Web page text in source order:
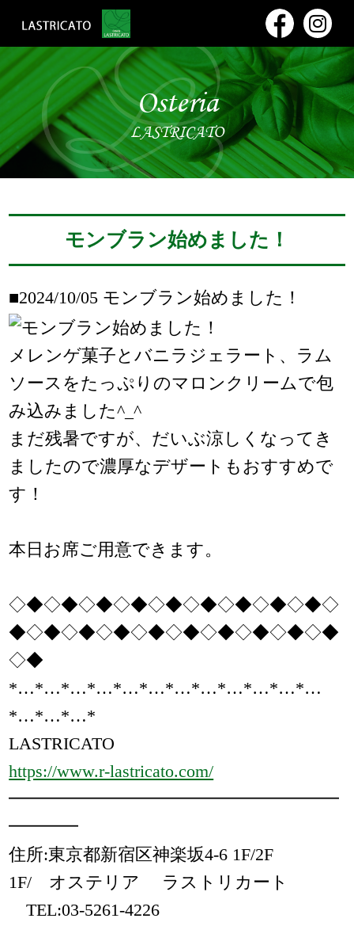
Osteria
LASTRICATO
モンブラン始めました！
■2024/10/05 モンブラン始めました！
メレンゲ菓子とバニラジェラート、ラム
ソースをたっぷりのマロンクリームで包
み込みました^_^
まだ残暑ですが、だいぶ涼しくなってき
ましたので濃厚なデザートもおすすめで
す！
本日お席ご用意できます。
◇◆◇◆◇◆◇◆◇◆◇◆◇◆◇◆◇◆◇
◆◇◆◇◆◇◆◇◆◇◆◇◆◇◆◇◆◇◆
◇◆
*…*…*…*…*…*…*…*…*…*…*…*…
*…*…*…*
LASTRICATO
https://www.r-lastricato.com/
━━━━━━━━━━━━━━━━━━━
━━━━
住所:東京都新宿区神楽坂4-6 1F/2F
1F/ オステリア ラストリカート
TEL:03-5261-4226